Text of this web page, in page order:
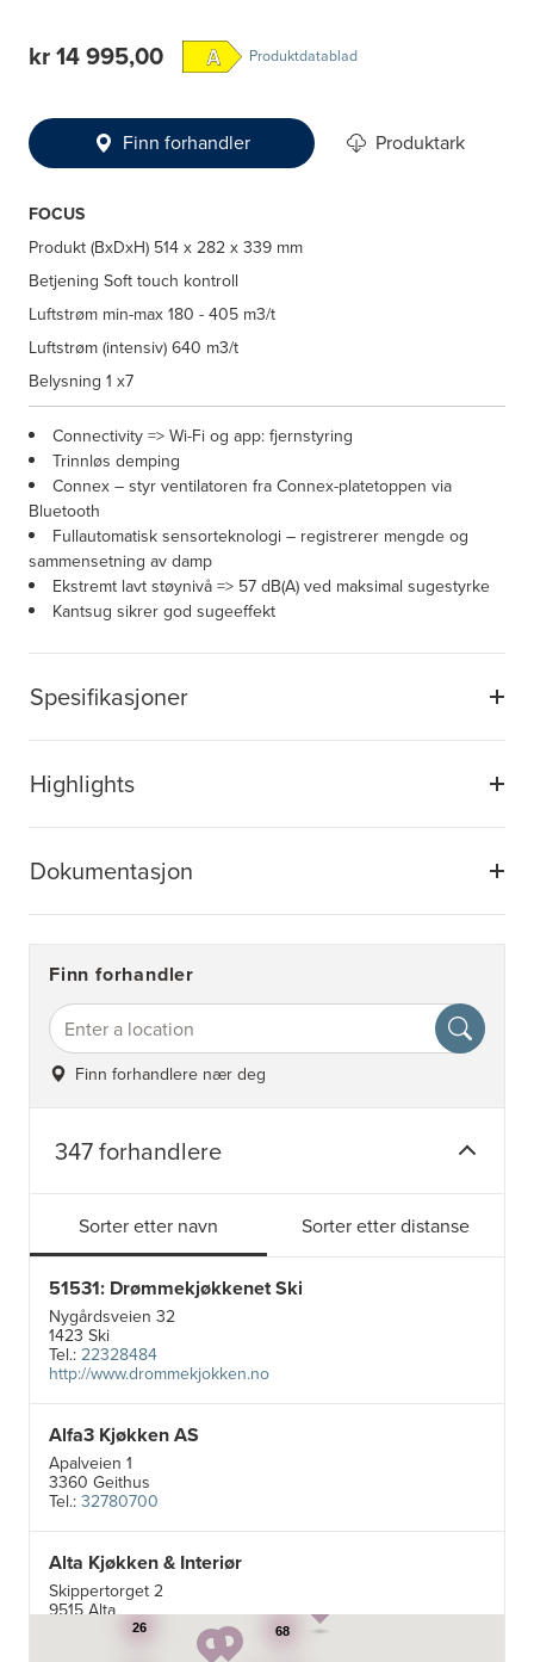
Spesifikasjoner
Highlights
Dokumentasjon
kr 14 995,00 Produktdatablad
Finn forhandler Produktark
FOCUS
Produkt (BxDxH) 514 x 282 x 339 mm
Betjening Soft touch kontroll
Luftstrøm min-max180 - 405 m3/t
Luftstrøm (intensiv)640 m3/t
Belysning 1 x7
Connectivity => Wi-Fi og app: fjernstyring
Trinnløs demping
Connex – styr ventilatoren fra Connex-platetoppen via
Bluetooth
Fullautomatisk sensorteknologi – registrerer mengde og
sammensetning av damp
Ekstremt lavt støynivå => 57 dB(A) ved maksimal sugestyrke
Kantsug sikrer god sugeeffekt
Finn forhandler
Finn forhandlere nær deg
347 forhandlere
Sorter etter navn Sorter etter distanse
51531: Drømmekjøkkenet Ski
Nygårdsveien 32
1423 Ski
Tel.:22328484
http://www.drommekjokken.no
Alfa3 Kjøkken AS
Apalveien 1
3360 Geithus
Tel.:32780700
Alta Kjøkken & Interiør
Skippertorget 2
9515 Alta
99007242 68
26